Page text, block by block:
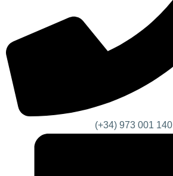
(+34) 973 001 140